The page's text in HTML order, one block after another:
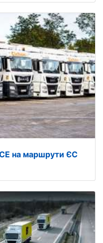
на маршрути ЄС